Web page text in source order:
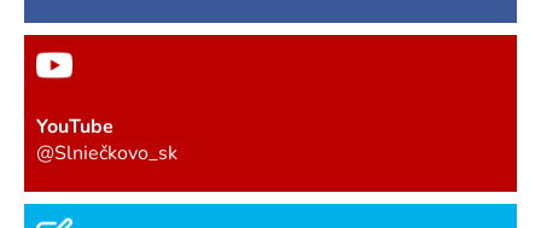
YouTube
@Slniečkovo_sk